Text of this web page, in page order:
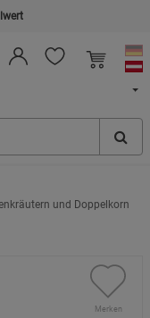
und Doppelkorn
Merken